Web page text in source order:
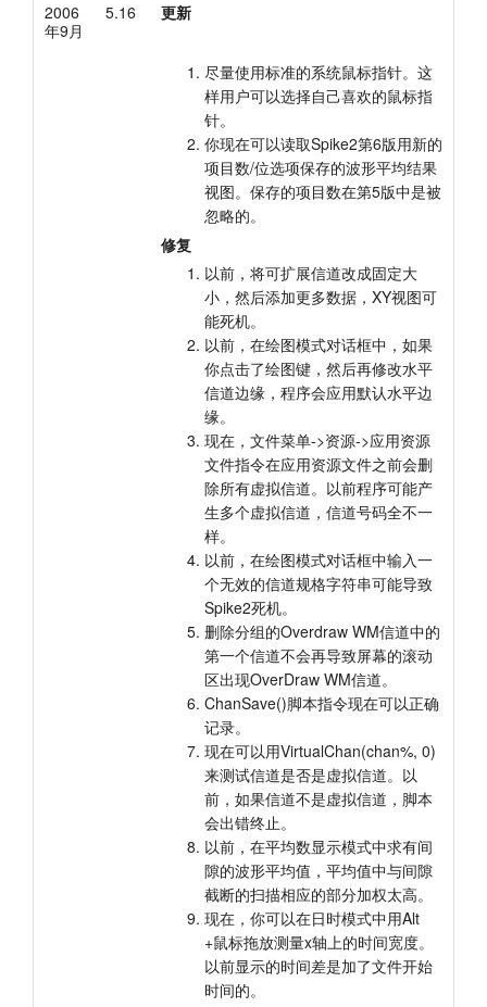
2006
年9月
5.16 更新
尽量使用标准的系统鼠标指针。这
样用户可以选择自己喜欢的鼠标指
针。
你现在可以读取Spike2第6版用新的
项目数/位选项保存的波形平均结果
视图。保存的项目数在第5版中是被
忽略的。
修复
以前，将可扩展信道改成固定大
小，然后添加更多数据，XY视图可
能死机。
以前，在绘图模式对话框中，如果
你点击了绘图键，然后再修改水平
信道边缘，程序会应用默认水平边
缘。
现在，文件菜单->资源->应用资源
文件指令在应用资源文件之前会删
除所有虚拟信道。以前程序可能产
生多个虚拟信道，信道号码全不一
样。
以前，在绘图模式对话框中输入一
个无效的信道规格字符串可能导致
Spike2死机。
删除分组的Overdraw WM信道中的
第一个信道不会再导致屏幕的滚动
区出现OverDraw WM信道。
ChanSave()脚本指令现在可以正确
记录。
现在可以用VirtualChan(chan%, 0)
来测试信道是否是虚拟信道。以
前，如果信道不是虚拟信道，脚本
会出错终止。
以前，在平均数显示模式中求有间
隙的波形平均值，平均值中与间隙
截断的扫描相应的部分加权太高。
现在，你可以在日时模式中用Alt
+鼠标拖放测量x轴上的时间宽度。
以前显示的时间差是加了文件开始
时间的。